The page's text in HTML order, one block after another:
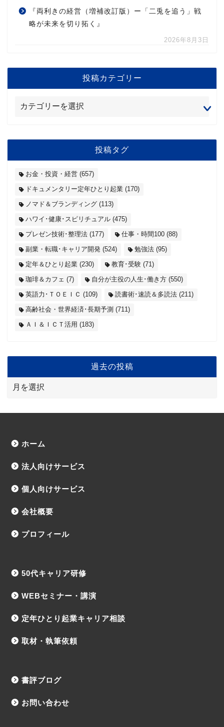
『両利きの経営（増補改訂版）ー「二兎を追う」戦
略が未来を切り拓く』
2026年8月3日
投稿カテゴリー
投稿タグ
お金・投資・経営 (657)
ドキュメンタリー定年ひとり起業 (170)
ノマド＆ブランディング (113)
ハワイ･健康･スピリチュアル (475)
プレゼン技術･整理法 (177) 仕事・時間100 (88)
副業・転職･キャリア開発 (524) 勉強法 (95)
定年＆ひとり起業 (230) 教育･受験 (71)
珈琲＆カフェ (7) 自分が主役の人生･働き方 (550)
英語力･ＴＯＥＩＣ (109) 読書術･速読＆多読法 (211)
高齢社会・世界経済･長期予測 (711)
ＡＩ＆ＩＣＴ活用 (183)
過去の投稿
ホーム
法人向けサービス
個人向けサービス
会社概要
プロフィール
50代キャリア研修
WEBセミナー・講演
定年ひとり起業キャリア相談
取材・執筆依頼
書評ブログ
お問い合わせ